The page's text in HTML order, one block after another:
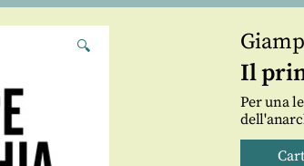
🔍
Il
Per una